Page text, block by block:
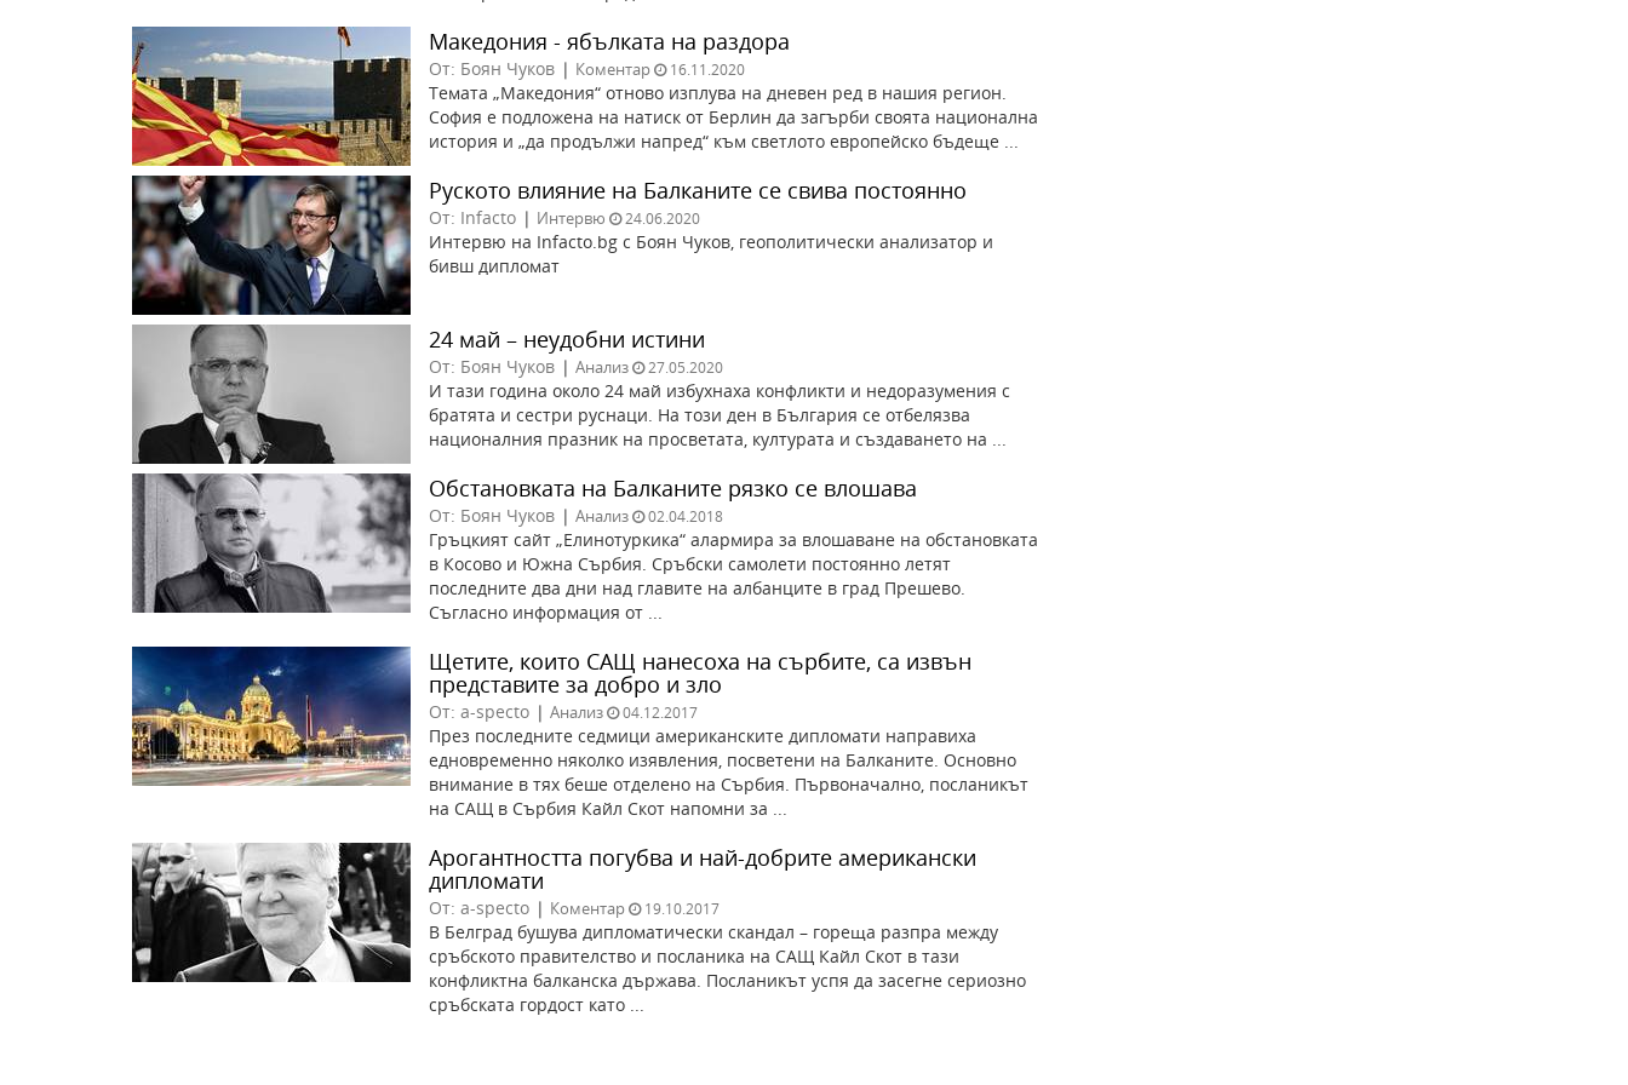
Македония - ябълката на раздора
От: Боян Чуков | Коментар 16.11.2020
Темата „Македония“ отново изплува на дневен ред в нашия регион.
София е подложена на натиск от Берлин да загърби своята национална
история и „да продължи напред“ към светлото европейско бъдеще ...
Руското влияние на Балканите се свива постоянно
От: Infacto | Интервю 24.06.2020
Интервю на Infacto.bg с Боян Чуков, геополитически анализатор и
бивш дипломат
24 май – неудобни истини
От: Боян Чуков | Анализ 27.05.2020
И тази година около 24 май избухнаха конфликти и недоразумения с
братята и сестри руснаци. На този ден в България се отбелязва
националния празник на просветата, културата и създаването на ...
Обстановката на Балканите рязко се влошава
От: Боян Чуков | Анализ 02.04.2018
Гръцкият сайт „Елинотуркика“ алармира за влошаване на обстановката
в Косово и Южна Сърбия. Сръбски самолети постоянно летят
последните два дни над главите на албанците в град Прешево.
Съгласно информация от ...
Щетите, които САЩ нанесоха на сърбите, са извън
представите за добро и зло
От: a-specto | Анализ 04.12.2017
През последните седмици американските дипломати направиха
едновременно няколко изявления, посветени на Балканите. Основно
внимание в тях беше отделено на Сърбия. Първоначално, посланикът
на САЩ в Сърбия Кайл Скот напомни за ...
Арогантността погубва и най-добрите американски
дипломати
От: a-specto | Коментар 19.10.2017
В Белград бушува дипломатически скандал – гореща разпра между
сръбското правителство и посланика на САЩ Кайл Скот в тази
конфликтна балканска държава. Посланикът успя да засегне сериозно
сръбската гордост като ...